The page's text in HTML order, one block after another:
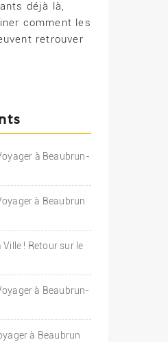
déjà là,
comment les
retrouver
à Beaubrun-
à Beaubrun
Ville ! Retour sur le
à Beaubrun-
à Beaubrun